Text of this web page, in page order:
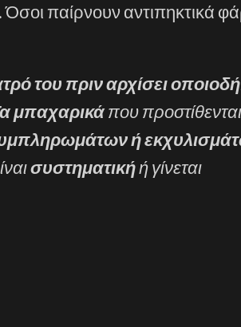
Όσοι παίρνουν αντιπηκτικά
του πριν αρχίσει
μπαχαρικάπου προστίθενται
ή
συστηματικήή γίνεται